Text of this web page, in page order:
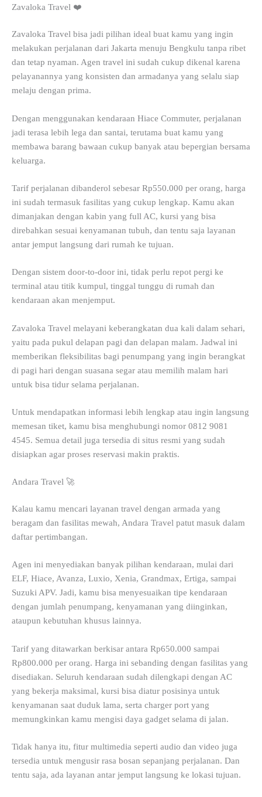
Zavaloka Travel ❤️
Zavaloka Travel bisa jadi pilihan ideal buat kamu yang ingin
melakukan perjalanan dari Jakarta menuju Bengkulu tanpa ribet
dan tetap nyaman. Agen travel ini sudah cukup dikenal karena
pelayanannya yang konsisten dan armadanya yang selalu siap
melaju dengan prima.
Dengan menggunakan kendaraan Hiace Commuter, perjalanan
jadi terasa lebih lega dan santai, terutama buat kamu yang
membawa barang bawaan cukup banyak atau bepergian bersama
keluarga.
Tarif perjalanan dibanderol sebesar Rp550.000 per orang, harga
ini sudah termasuk fasilitas yang cukup lengkap. Kamu akan
dimanjakan dengan kabin yang full AC, kursi yang bisa
direbahkan sesuai kenyamanan tubuh, dan tentu saja layanan
antar jemput langsung dari rumah ke tujuan.
Dengan sistem door-to-door ini, tidak perlu repot pergi ke
terminal atau titik kumpul, tinggal tunggu di rumah dan
kendaraan akan menjemput.
Zavaloka Travel melayani keberangkatan dua kali dalam sehari,
yaitu pada pukul delapan pagi dan delapan malam. Jadwal ini
memberikan fleksibilitas bagi penumpang yang ingin berangkat
di pagi hari dengan suasana segar atau memilih malam hari
untuk bisa tidur selama perjalanan.
Untuk mendapatkan informasi lebih lengkap atau ingin langsung
memesan tiket, kamu bisa menghubungi nomor 0812 9081
4545. Semua detail juga tersedia di situs resmi yang sudah
disiapkan agar proses reservasi makin praktis.
Andara Travel 🚀
Kalau kamu mencari layanan travel dengan armada yang
beragam dan fasilitas mewah, Andara Travel patut masuk dalam
daftar pertimbangan.
Agen ini menyediakan banyak pilihan kendaraan, mulai dari
ELF, Hiace, Avanza, Luxio, Xenia, Grandmax, Ertiga, sampai
Suzuki APV. Jadi, kamu bisa menyesuaikan tipe kendaraan
dengan jumlah penumpang, kenyamanan yang diinginkan,
ataupun kebutuhan khusus lainnya.
Tarif yang ditawarkan berkisar antara Rp650.000 sampai
Rp800.000 per orang. Harga ini sebanding dengan fasilitas yang
disediakan. Seluruh kendaraan sudah dilengkapi dengan AC
yang bekerja maksimal, kursi bisa diatur posisinya untuk
kenyamanan saat duduk lama, serta charger port yang
memungkinkan kamu mengisi daya gadget selama di jalan.
Tidak hanya itu, fitur multimedia seperti audio dan video juga
tersedia untuk mengusir rasa bosan sepanjang perjalanan. Dan
tentu saja, ada layanan antar jemput langsung ke lokasi tujuan.